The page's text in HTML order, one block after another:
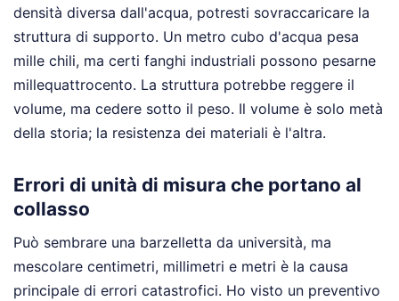
densità diversa dall'acqua, potresti sovraccaricare la
struttura di supporto. Un metro cubo d'acqua pesa
mille chili, ma certi fanghi industriali possono pesarne
millequattrocento. La struttura potrebbe reggere il
volume, ma cedere sotto il peso. Il volume è solo metà
della storia; la resistenza dei materiali è l'altra.
Errori di unità di misura che portano al
collasso
Può sembrare una barzelletta da università, ma
mescolare centimetri, millimetri e metri è la causa
principale di errori catastrofici. Ho visto un preventivo